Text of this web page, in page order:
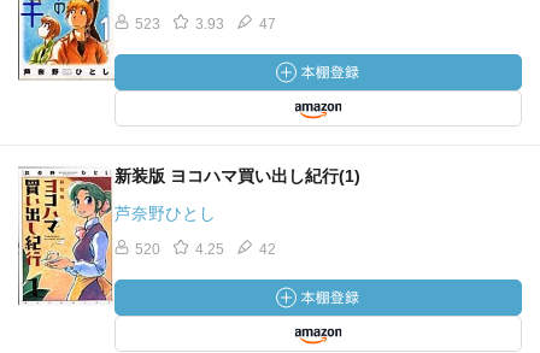
523 3.93 47
新装版 ヨコハマ買い出し紀行(1)
芦奈野ひとし
520 4.25 42